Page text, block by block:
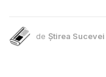
de Știrea Sucevei